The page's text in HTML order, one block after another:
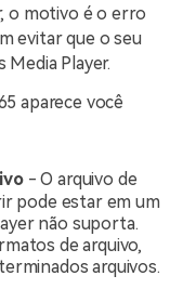
o motivo é o erro
evitar que o seu
Player.
aparece você
- O arquivo de
pode estar em um
não suporta.
de arquivo,
arquivos.